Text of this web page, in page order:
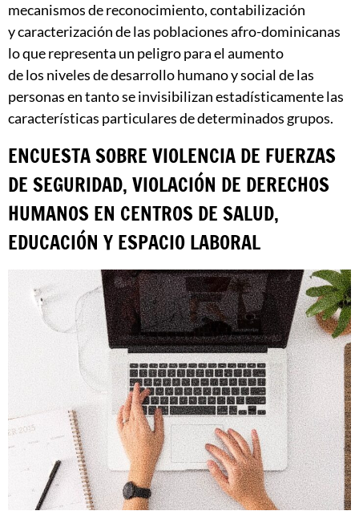
mecanismos de reconocimiento, contabilización
y caracterización de las poblaciones afro-dominicanas
lo que representa un peligro para el aumento
de los niveles de desarrollo humano y social de las
personas en tanto se invisibilizan estadísticamente las
características particulares de determinados grupos.
ENCUESTA SOBRE VIOLENCIA DE FUERZAS
DE SEGURIDAD, VIOLACIÓN DE DERECHOS
HUMANOS EN CENTROS DE SALUD,
EDUCACIÓN Y ESPACIO LABORAL